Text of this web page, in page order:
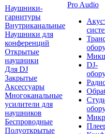
Наушники-
гарнитуры
Внутриканальные
Наушники для
конференций
Открытые
наушники
Для DJ
Закрытые
Аксессуары
Многоканальные
усилители для
наушников
Беспроводные
Полуоткрытые
Pro Audio
DJ-